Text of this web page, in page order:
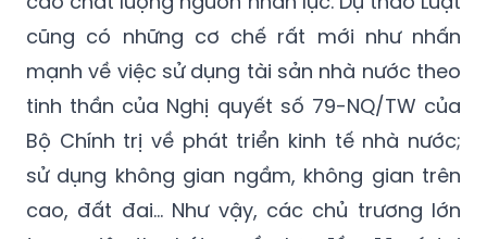
mạnh về việc sử dụng tài sản nhà nước theo
tinh thần của Nghị quyết số 79-NQ/TW của
Bộ Chính trị về phát triển kinh tế nhà nước;
sử dụng không gian ngầm, không gian trên
cao, đất đai… Như vậy, các chủ trương lớn
trong việc thu hút nguồn lực đều đã có tại
dự thảo Luật. Điều quan trọng nhất là cần